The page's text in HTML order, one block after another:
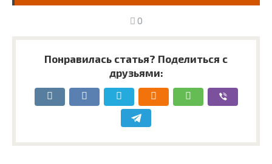
0
Понравилась статья? Поделиться с
друзьями: